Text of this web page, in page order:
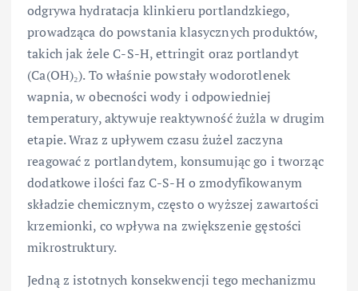
odgrywa hydratacja klinkieru portlandzkiego,
prowadząca do powstania klasycznych produktów,
takich jak żele C-S-H, ettringit oraz portlandyt
(Ca(OH)₂). To właśnie powstały wodorotlenek
wapnia, w obecności wody i odpowiedniej
temperatury, aktywuje reaktywność żużla w drugim
etapie. Wraz z upływem czasu żużel zaczyna
reagować z portlandytem, konsumując go i tworząc
dodatkowe ilości faz C-S-H o zmodyfikowanym
składzie chemicznym, często o wyższej zawartości
krzemionki, co wpływa na zwiększenie gęstości
mikrostruktury.
Jedną z istotnych konsekwencji tego mechanizmu